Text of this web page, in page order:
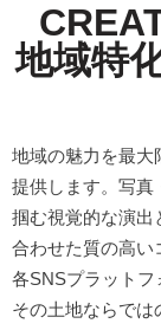
地域特
地域の魅力を最大
提供します。写真
掴む視覚的な演出
合わせた質の高い
各SNSプラットフ
その土地ならでは